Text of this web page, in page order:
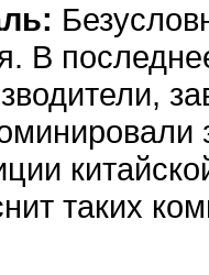
В
таких